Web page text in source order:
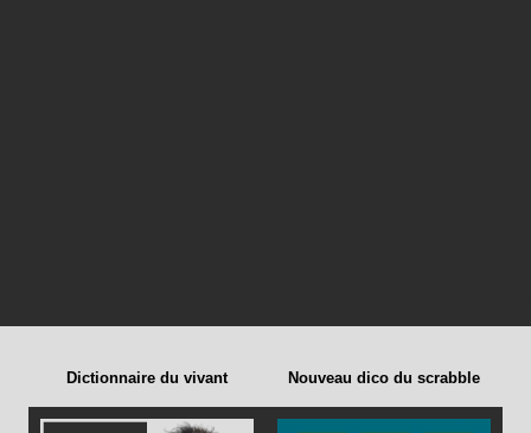
Dictionnaire du vivant Nouveau dico du scrabble